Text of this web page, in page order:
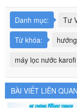
Danh mục: Tư
Từ khóa:
máy lọc nước karofi
BÀI VIẾT LIÊN QUAN